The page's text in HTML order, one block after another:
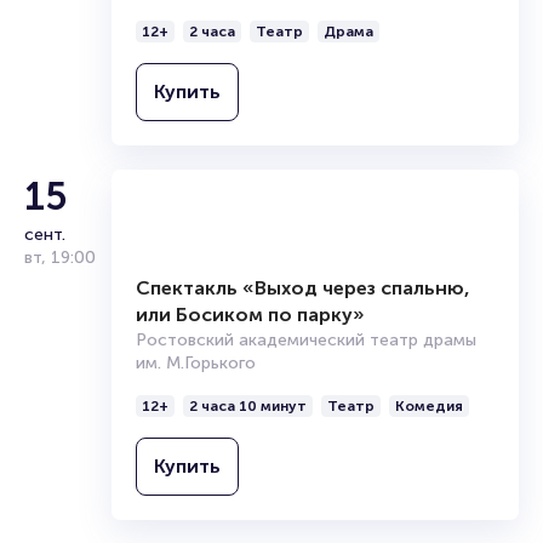
Ростовский академический театр драмы
12+ 2 часа
15
Спектакль «Выход через спальню,
или Босиком по парку»
Ростовский академический театр драмы
им. М.Горького